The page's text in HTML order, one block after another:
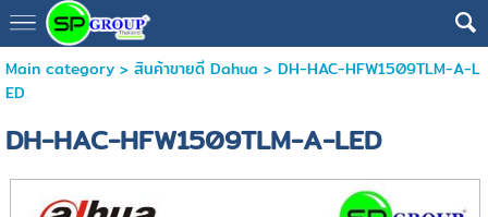
Main category> สินค้าขายดี Dahua > DH-HAC-HFW1509TLM-A-L
ED
DH-HAC-HFW1509TLM-A-LED